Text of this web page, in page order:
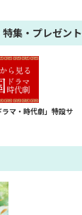
集・プレゼント
ラマ・時代劇」特設サ